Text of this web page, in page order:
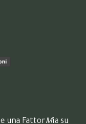
una FattorMia su